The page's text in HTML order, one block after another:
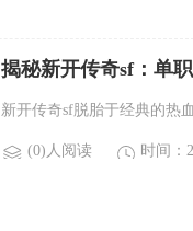
揭秘新开传奇sf：单
新开传奇sf脱胎于经典的热
(0)人阅读 时间：